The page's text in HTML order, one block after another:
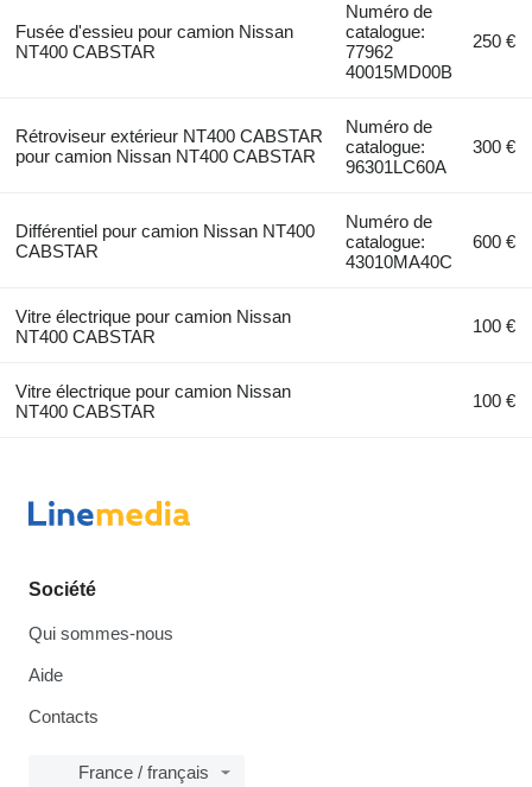
Fusée d'essieu pour camion Nissan
NT400 CABSTAR
Numéro de
catalogue:
77962
40015MD00B
250 €
Rétroviseur extérieur NT400 CABSTAR
pour camion Nissan NT400 CABSTAR
Numéro de
catalogue:
96301LC60A
300 €
Différentiel pour camion Nissan NT400
CABSTAR
Numéro de
catalogue:
43010MA40C
600 €
Vitre électrique pour camion Nissan
NT400 CABSTAR
100 €
Vitre électrique pour camion Nissan
NT400 CABSTAR
100 €
Société
Qui sommes-nous
Aide
Contacts
France / français